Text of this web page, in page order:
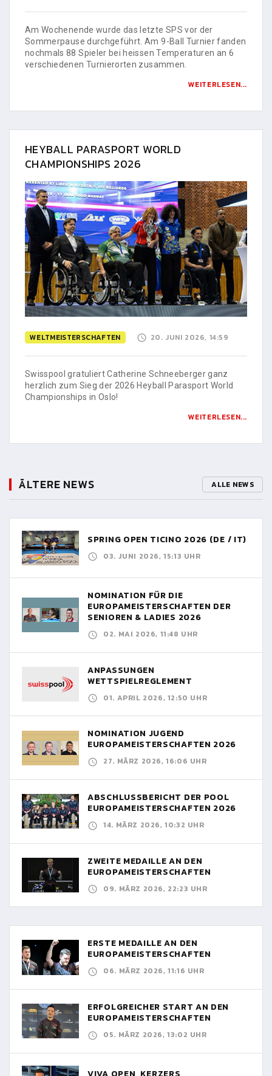
Am Wochenende wurde das letzte SPS vor der
Sommerpause durchgeführt. Am 9-Ball Turnier fanden
nochmals 88 Spieler bei heissen Temperaturen an 6
verschiedenen Turnierorten zusammen.
WEITERLESEN...
HEYBALL PARASPORT WORLD
CHAMPIONSHIPS 2026
WELTMEISTERSCHAFTEN 20. JUNI 2026, 14:59
Swisspool gratuliert Catherine Schneeberger ganz
herzlich zum Sieg der 2026 Heyball Parasport World
Championships in Oslo!
WEITERLESEN...
ÄLTERE NEWS ALLE NEWS
SPRING OPEN TICINO 2026 (DE / IT)
03. JUNI 2026, 15:13 UHR
NOMINATION FÜR DIE
EUROPAMEISTERSCHAFTEN DER
SENIOREN & LADIES 2026
02. MAI 2026, 11:48 UHR
ANPASSUNGEN
WETTSPIELREGLEMENT
01. APRIL 2026, 12:50 UHR
NOMINATION JUGEND
EUROPAMEISTERSCHAFTEN 2026
27. MÄRZ 2026, 16:06 UHR
ABSCHLUSSBERICHT DER POOL
EUROPAMEISTERSCHAFTEN 2026
14. MÄRZ 2026, 10:32 UHR
ZWEITE MEDAILLE AN DEN
EUROPAMEISTERSCHAFTEN
09. MÄRZ 2026, 22:23 UHR
ERSTE MEDAILLE AN DEN
EUROPAMEISTERSCHAFTEN
06. MÄRZ 2026, 11:16 UHR
ERFOLGREICHER START AN DEN
EUROPAMEISTERSCHAFTEN
05. MÄRZ 2026, 13:02 UHR